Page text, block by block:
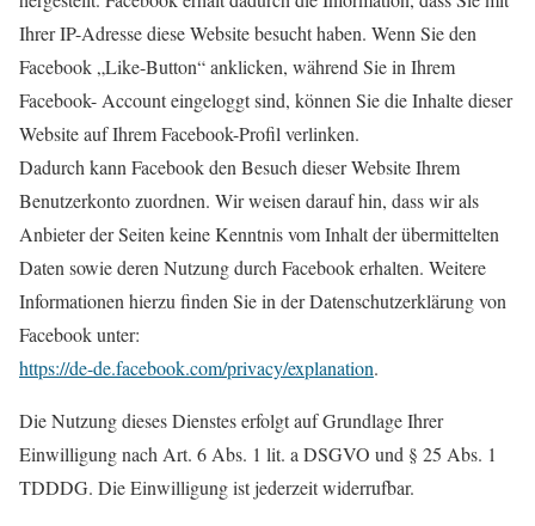
Ihrer IP-Adresse diese Website besucht haben. Wenn Sie den
Facebook „Like-Button“ anklicken, während Sie in Ihrem
Facebook- Account eingeloggt sind, können Sie die Inhalte dieser
Website auf Ihrem Facebook-Profil verlinken.
Dadurch kann Facebook den Besuch dieser Website Ihrem
Benutzerkonto zuordnen. Wir weisen darauf hin, dass wir als
Anbieter der Seiten keine Kenntnis vom Inhalt der übermittelten
Daten sowie deren Nutzung durch Facebook erhalten. Weitere
Informationen hierzu finden Sie in der Datenschutzerklärung von
Facebook unter:
https://de-de.facebook.com/privacy/explanation.
Die Nutzung dieses Dienstes erfolgt auf Grundlage Ihrer
Einwilligung nach Art. 6 Abs. 1 lit. a DSGVO und § 25 Abs. 1
TDDDG. Die Einwilligung ist jederzeit widerrufbar.